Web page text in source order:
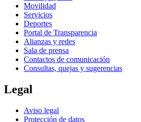
Movilidad
Servicios
Deportes
Portal de Transparencia
Alianzas y redes
Sala de prensa
Contactos de comunicación
Consultas, quejas y sugerencias
Legal
Aviso legal
Protección de datos